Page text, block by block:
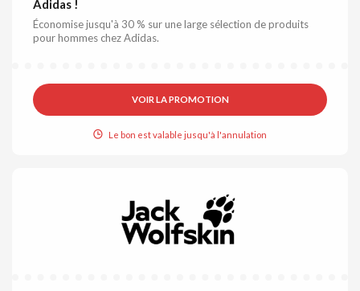
Adidas !
Économise jusqu'à 30 % sur une large sélection de produits
pour hommes chez Adidas.
VOIR LA PROMOTION
Le bon est valable jusqu'à l'annulation